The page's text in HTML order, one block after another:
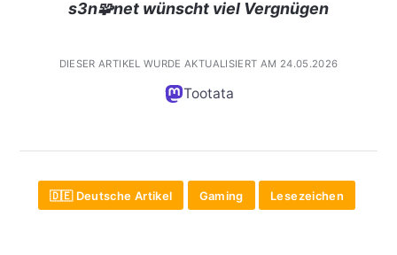
s3n🧩net wünscht viel Vergnügen
DIESER ARTIKEL WURDE AKTUALISIERT AM 24.05.2026
Tootata
🇩🇪 Deutsche Artikel Gaming Lesezeichen